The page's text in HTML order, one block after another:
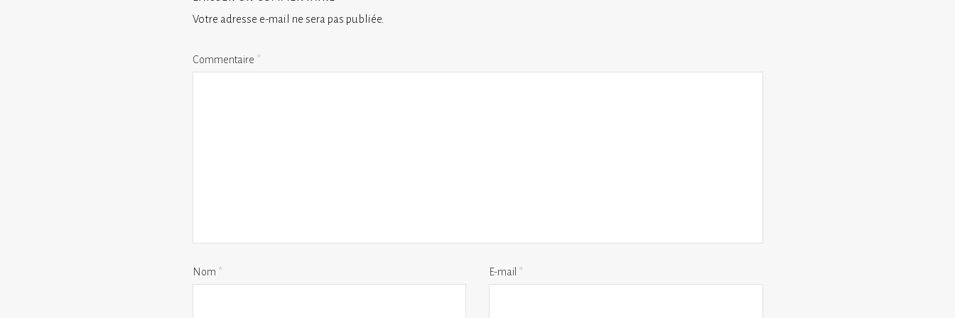
Votre adresse e-mail ne sera pas publiée.
Commentaire *
Nom * E-mail *